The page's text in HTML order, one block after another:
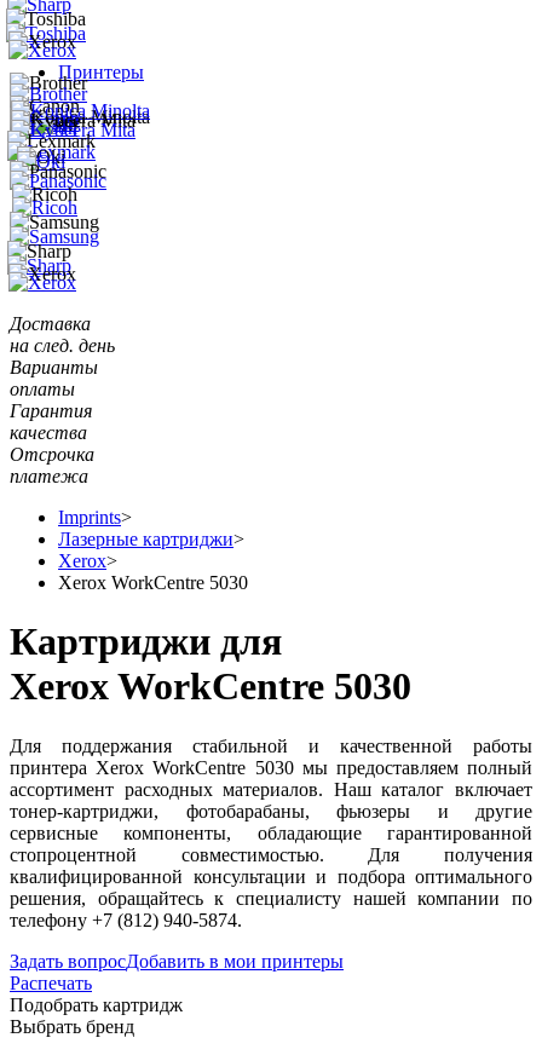
Принтеры
Доставка
на след. день
Варианты
оплаты
Гарантия
качества
Отсрочка
платежа
Imprints>
Лазерные картриджи>
Xerox>
Xerox WorkCentre 5030
Картриджи для
Xerox WorkCentre 5030
Для поддержания стабильной и качественной работы
принтера Xerox WorkCentre 5030 мы предоставляем полный
ассортимент расходных материалов. Наш каталог включает
тонер-картриджи, фотобарабаны, фьюзеры и другие
сервисные компоненты, обладающие гарантированной
стопроцентной совместимостью. Для получения
квалифицированной консультации и подбора оптимального
решения, обращайтесь к специалисту нашей компании по
телефону +7 (812) 940-5874.
Задать вопросДобавить в мои принтеры
Распечать
Подобрать картридж
Выбрать бренд